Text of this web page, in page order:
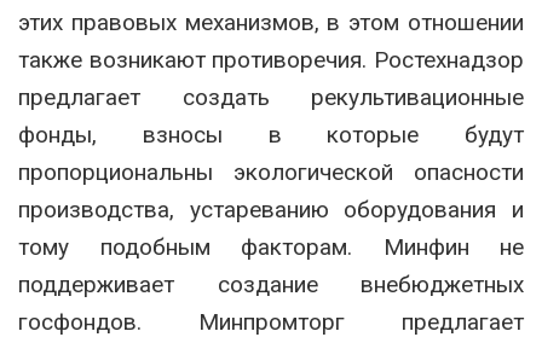
этих правовых механизмов, в этом отношении
также возникают противоречия. Ростехнадзор
предлагает создать рекультивационные
фонды, взносы в которые будут
пропорциональны экологической опасности
производства, устареванию оборудования и
тому подобным факторам. Минфин не
поддерживает создание внебюджетных
госфондов. Минпромторг предлагает